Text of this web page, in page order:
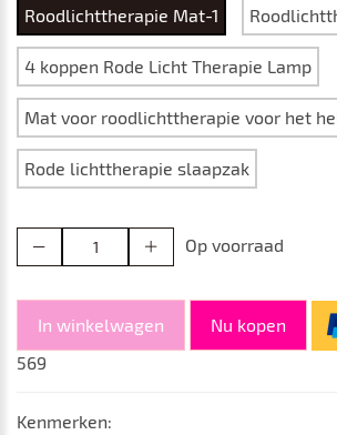
Roodlichttherapie Mat-1
4 koppen Rode Licht Therapie Lamp
Mat voor roodlichttherapie voor het
Rode lichttherapie slaapzak
Op voorraad
In winkelwagen
Nu kopen
569
Kenmerken: